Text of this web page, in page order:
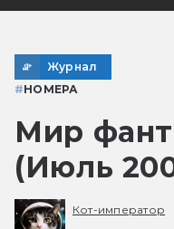
Журнал
#НОМЕРА
Мир
(Июль
Кот-император